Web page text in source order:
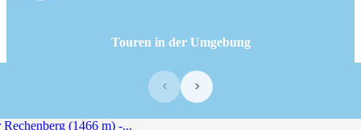
Touren in der Umgebung
‹ ›